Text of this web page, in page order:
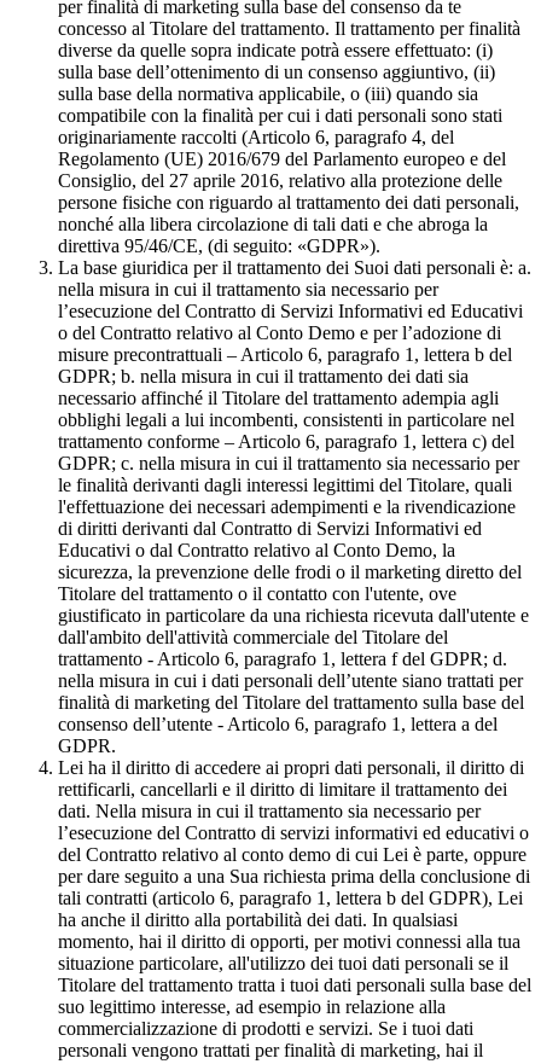
per finalità di marketing sulla base del consenso da te
concesso al Titolare del trattamento. Il trattamento per finalità
diverse da quelle sopra indicate potrà essere effettuato: (i)
sulla base dell’ottenimento di un consenso aggiuntivo, (ii)
sulla base della normativa applicabile, o (iii) quando sia
compatibile con la finalità per cui i dati personali sono stati
originariamente raccolti (Articolo 6, paragrafo 4, del
Regolamento (UE) 2016/679 del Parlamento europeo e del
Consiglio, del 27 aprile 2016, relativo alla protezione delle
persone fisiche con riguardo al trattamento dei dati personali,
nonché alla libera circolazione di tali dati e che abroga la
direttiva 95/46/CE, (di seguito: «GDPR»).
La base giuridica per il trattamento dei Suoi dati personali è: a.
nella misura in cui il trattamento sia necessario per
l’esecuzione del Contratto di Servizi Informativi ed Educativi
o del Contratto relativo al Conto Demo e per l’adozione di
misure precontrattuali – Articolo 6, paragrafo 1, lettera b del
GDPR; b. nella misura in cui il trattamento dei dati sia
necessario affinché il Titolare del trattamento adempia agli
obblighi legali a lui incombenti, consistenti in particolare nel
trattamento conforme – Articolo 6, paragrafo 1, lettera c) del
GDPR; c. nella misura in cui il trattamento sia necessario per
le finalità derivanti dagli interessi legittimi del Titolare, quali
l'effettuazione dei necessari adempimenti e la rivendicazione
di diritti derivanti dal Contratto di Servizi Informativi ed
Educativi o dal Contratto relativo al Conto Demo, la
sicurezza, la prevenzione delle frodi o il marketing diretto del
Titolare del trattamento o il contatto con l'utente, ove
giustificato in particolare da una richiesta ricevuta dall'utente e
dall'ambito dell'attività commerciale del Titolare del
trattamento - Articolo 6, paragrafo 1, lettera f del GDPR; d.
nella misura in cui i dati personali dell’utente siano trattati per
finalità di marketing del Titolare del trattamento sulla base del
consenso dell’utente - Articolo 6, paragrafo 1, lettera a del
GDPR.
Lei ha il diritto di accedere ai propri dati personali, il diritto di
rettificarli, cancellarli e il diritto di limitare il trattamento dei
dati. Nella misura in cui il trattamento sia necessario per
l’esecuzione del Contratto di servizi informativi ed educativi o
del Contratto relativo al conto demo di cui Lei è parte, oppure
per dare seguito a una Sua richiesta prima della conclusione di
tali contratti (articolo 6, paragrafo 1, lettera b del GDPR), Lei
ha anche il diritto alla portabilità dei dati. In qualsiasi
momento, hai il diritto di opporti, per motivi connessi alla tua
situazione particolare, all'utilizzo dei tuoi dati personali se il
Titolare del trattamento tratta i tuoi dati personali sulla base del
suo legittimo interesse, ad esempio in relazione alla
commercializzazione di prodotti e servizi. Se i tuoi dati
personali vengono trattati per finalità di marketing, hai il